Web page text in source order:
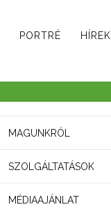
PORTRÉ HÍREK
MAGUNKRÓL
SZOLGÁLTATÁSOK
MÉDIAAJÁNLAT